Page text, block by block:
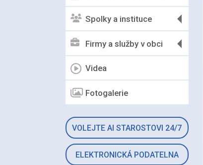
Spolky a instituce
Firmy a služby v obci
Videa
Fotogalerie
VOLEJTE AI STAROSTOVI 24/7
ELEKTRONICKÁ PODATELNA